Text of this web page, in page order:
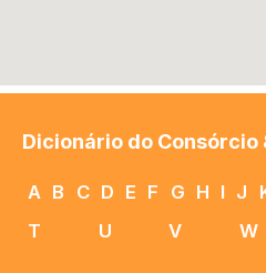
Dicionário do Consórcio
A B C D E F G H I J
T
U V W